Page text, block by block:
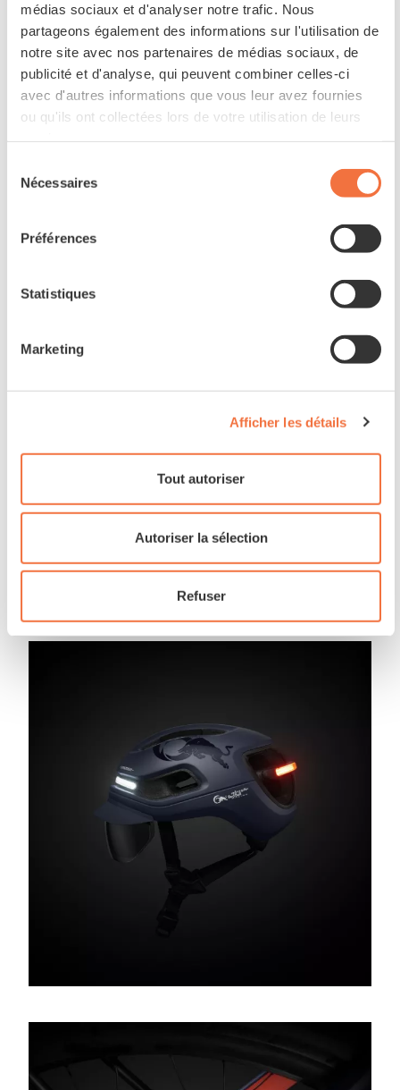
médias sociaux et d'analyser notre trafic. Nous
partageons également des informations sur l'utilisation de
notre site avec nos partenaires de médias sociaux, de
publicité et d'analyse, qui peuvent combiner celles-ci
avec d'autres informations que vous leur avez fournies
ou qu'ils ont collectées lors de votre utilisation de leurs
Nécessaires
Préférences
Statistiques
Marketing
Afficher les détails
Tout autoriser
Autoriser la sélection
Refuser